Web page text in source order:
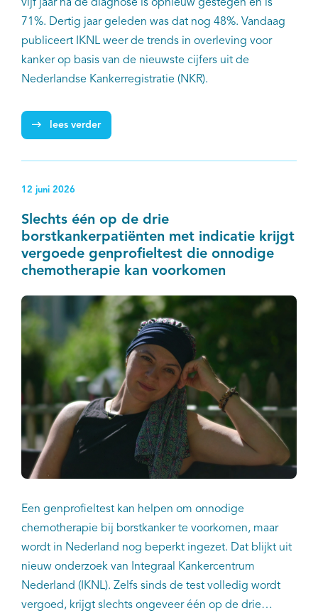
vijf jaar na de diagnose is opnieuw gestegen en is
71%. Dertig jaar geleden was dat nog 48%. Vandaag
publiceert IKNL weer de trends in overleving voor
kanker op basis van de nieuwste cijfers uit de
Nederlandse Kankerregistratie (NKR).
lees verder
12 juni 2026
Slechts één op de drie
borstkankerpatiënten met indicatie krijgt
vergoede genprofieltest die onnodige
chemotherapie kan voorkomen
Een genprofieltest kan helpen om onnodige
chemotherapie bij borstkanker te voorkomen, maar
wordt in Nederland nog beperkt ingezet. Dat blijkt uit
nieuw onderzoek van Integraal Kankercentrum
Nederland (IKNL). Zelfs sinds de test volledig wordt
vergoed, krijgt slechts ongeveer één op de drie